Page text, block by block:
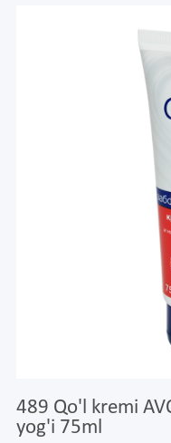
489 Qo'l kremi
yog'i 75ml